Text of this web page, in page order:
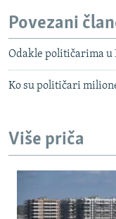
Povezani
Odakle političarima
Ko su političari
Više priča